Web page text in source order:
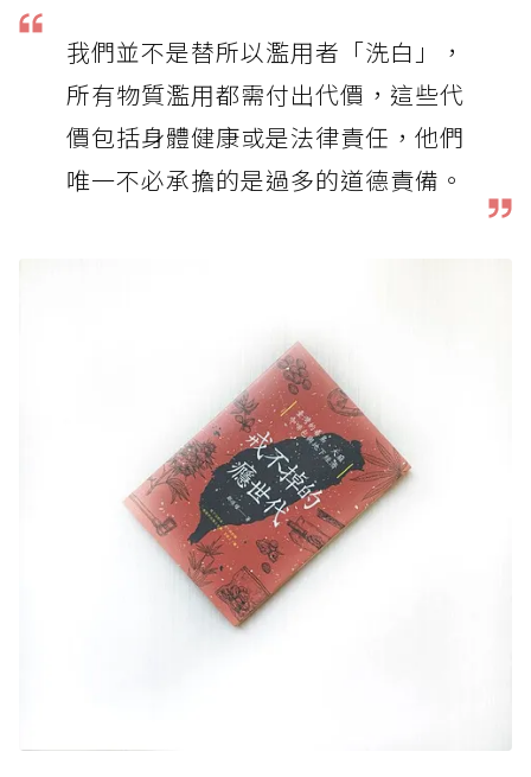
我們並不是替所以濫用者「洗白」，
所有物質濫用都需付出代價，這些代
價包括身體健康或是法律責任，他們
唯一不必承擔的是過多的道德責備。